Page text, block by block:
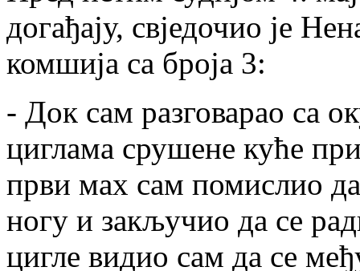
догађају, свједочио је
комшија са броја 3:
- Док сам разговарао са
циглама срушене куће
први мах сам помислио
ногу и закључио да се
цигле видио сам да се